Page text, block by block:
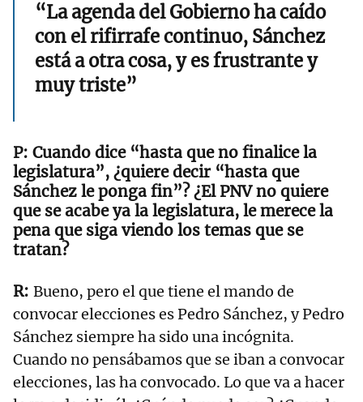
“La agenda del Gobierno ha caído
con el rifirrafe continuo, Sánchez
está a otra cosa, y es frustrante y
muy triste”
Cuando dice “hasta que no finalice la
legislatura”, ¿quiere decir “hasta que
Sánchez le ponga fin”? ¿El PNV no quiere
que se acabe ya la legislatura, le merece la
pena que siga viendo los temas que se
tratan?
Bueno, pero el que tiene el mando de
convocar elecciones es Pedro Sánchez, y Pedro
Sánchez siempre ha sido una incógnita.
Cuando no pensábamos que se iban a convocar
elecciones, las ha convocado. Lo que va a hacer